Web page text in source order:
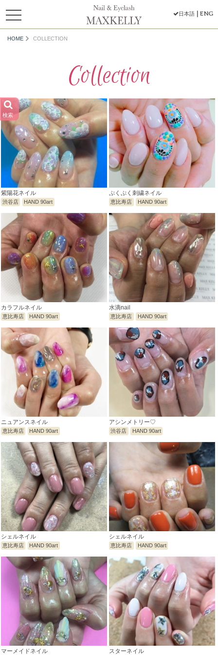
toggle
navigation
日本語 ENG
HOME COLLECTION
Collection
検索
紫陽花ネイル
渋谷店 HAND 90art
ぷくぷく刺繍ネイル
恵比寿店 HAND 90art
カラフルネイル
恵比寿店 HAND 90art
水滴nail
恵比寿店 HAND 90art
ニュアンスネイル
恵比寿店 HAND 90art
アシンメトリー♡
渋谷店 HAND 90art
シェルネイル
恵比寿店 HAND 90art
シェルネイル
恵比寿店 HAND 90art
マーメイドネイル スターネイル